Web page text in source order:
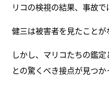
リコの検視の結果、事故で
健三は被害者を見たことが
しかし、マリコたちの鑑
との驚くべき接点が見つ